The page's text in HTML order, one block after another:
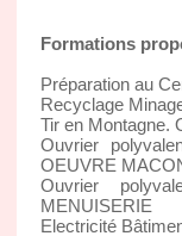
Formations
Préparation au
Recyclage
Tir en Montagne.
Ouvrier
OEUVRE
Ouvrier
MENUISERIE
Electricité